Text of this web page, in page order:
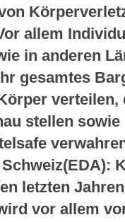
allem
in anderen
gesamtes
verteilen,
stellen
letzten
vor allem